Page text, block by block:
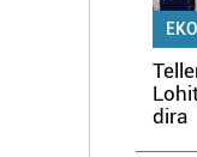
dira